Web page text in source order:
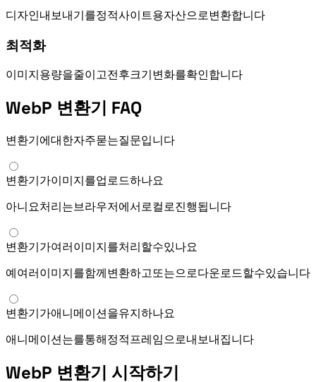
디자인 내보내기를 정적 사이트용 WebP 자산으로 변환합니다.
SEO 최적화
이미지 용량을 줄이고 전후 크기 변화를 확인합니다.
WebP 변환기 FAQ
WebP 변환기에 대한 자주 묻는 질문입니다.
WebP 변환기가 이미지를 업로드하나요?
아니요. 처리는 브라우저에서 로컬로 진행됩니다.
WebP 변환기가 여러 이미지를 처리할 수 있나요?
예. 여러 이미지를 함께 변환하고 WebP 또는 ZIP으로 다운로드할 수 있습니다.
WebP 변환기가 GIF 애니메이션을 유지하나요?
애니메이션 GIF는 Canvas를 통해 정적 WebP 프레임으로 내보내집니다.
WebP 변환기 시작하기